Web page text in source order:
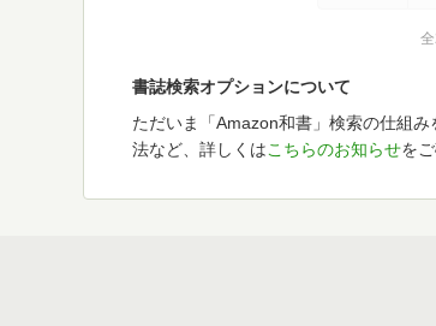
書誌検索オプションについて
ただいま「Amazon和書」検索の仕組
法など、詳しくはこちらのお知らせを